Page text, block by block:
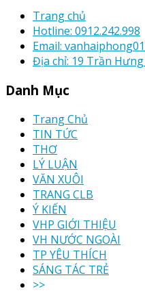
Trang chủ
Hotline: 0912.242.998
Email:
Địa chỉ: 19 Trần
Danh Mục
Trang Chủ
TIN TỨC
THƠ
LÝ LUẬN
VĂN XUÔI
TRANG CLB
Ý KIẾN
VHP GIỚI THIỆU
VH NƯỚC NGOÀI
TP YÊU THÍCH
SÁNG TÁC TRẺ
>>